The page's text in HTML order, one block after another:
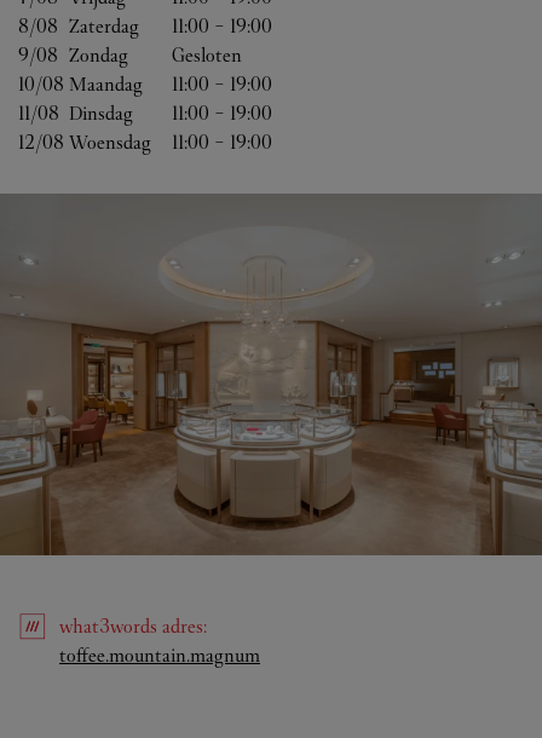
8/08 Zaterdag 11:00 - 19:00
9/08 Zondag
Gesloten
10/08 Maandag 11:00 - 19:00
11/08 Dinsdag 11:00 - 19:00
12/08 Woensdag 11:00 - 19:00
what3words adres:
toffee.mountain.magnum